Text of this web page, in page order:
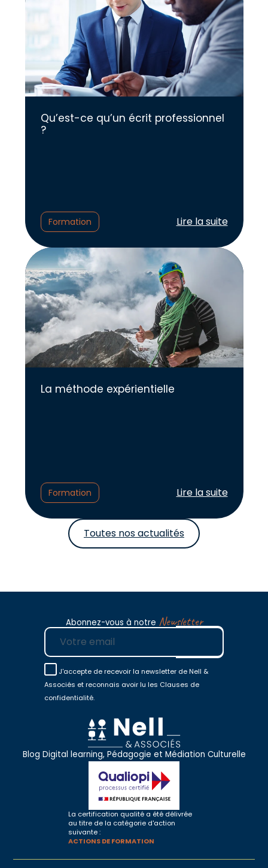
Qu’est-ce qu’un écrit professionnel
?
Formation Lire l'article :
Lire la suite
La méthode expérientielle
Formation Lire l'article :
Lire la suite
Toutes nos actualités
Abonnez-vous à notre Newsletter
E-mail
J'accepte de recevoir la newsletter de Nell &
Associés et reconnais avoir lu les Clauses de
confidentialité.
Blog Digital learning, Pédagogie et Médiation Culturelle
La certification qualité a été délivrée
au titre de la catégorie d'action
suivante :
ACTIONS DE FORMATION